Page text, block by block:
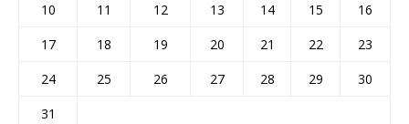
10
11 12 13 14 15
16
17
18 19 20 21 22
23
24
25 26 27 28 29
30
31